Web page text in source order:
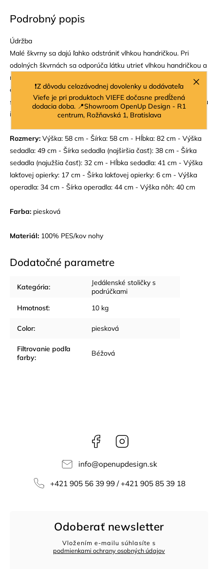
❗Z dôvodu celozávodnej dovolenky u dodávateľa
Viefe je pri produktoch VIEFE dočasne predĺžená
dodacia doba. 📍Showroom OpenUp Design - R1
centrum, Rožňavská 1, Bratislava
Podrobný popis
Údržba
Malé škvrny sa dajú ľahko odstrániť vlhkou handričkou. Pri
odolných škvrnách sa odporúča látku utrieť vlhkou handričkou a
neutrálnym šampónom na čalúnenie. Postupom času sa na
často používaných miestach môže vytvoriť lesklý povrch
sedadla. Pre dlhotrvajúcu ochranu pred škvrnami je možné látku
impregnovať.
Rozmery: Výška: 58 cm - Šírka: 58 cm - Hĺbka: 82 cm - Výška
sedadla: 49 cm - Šírka sedadla (najširšia časť): 38 cm - Šírka
sedadla (najužšia časť): 32 cm - Hĺbka sedadla: 41 cm - Výška
lakťovej opierky: 17 cm - Šírka lakťovej opierky: 6 cm - Výška
operadla: 34 cm - Šírka operadla: 44 cm - Výška nôh: 40 cm
Farba: piesková
Materiál: 100% PES/kov nohy
Dodatočné parametre
Kategória:
Jedálenské stoličky s
podrúčkami
Hmotnosť: 10 kg
Color: piesková
Filtrovanie podľa
farby: Béžová
Facebook
info@openupdesign.sk
+421 905 56 39 99 / +421 905 85 39 18
Odoberať newsletter
Vložením e-mailu súhlasíte s
podmienkami ochrany osobných údajov